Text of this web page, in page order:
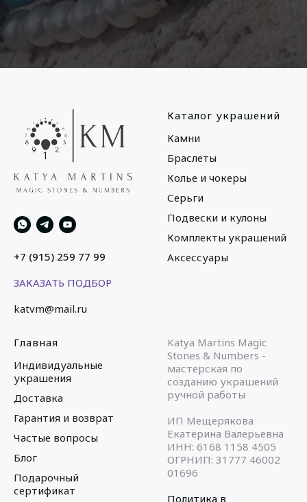
+7 (915) 259 77 99
ЗАКАЗАТЬ ПОДБОР
katvm@mail.ru
Каталог украшений
Камни
Браслеты
Колье и чокеры
Серьги
Подвески и кулоны
Комплекты украшений
Аксессуары
Главная
Индивидуальные
украшения
Доставка
Гарантия и возврат
Частые вопросы
Блог
Подарочный
сертификат
Katya Martins Magic
Stones & Numbers -
мастерская по
созданию украшений
ручной работы
ИП Мещерякова
Екатерина Валерьевна
ИНН: 6168 1158 4505
ОГРНИП: 31777 46002
01696
Политика в